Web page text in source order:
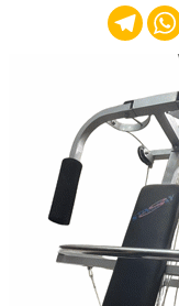
WhatsApp
Telegram